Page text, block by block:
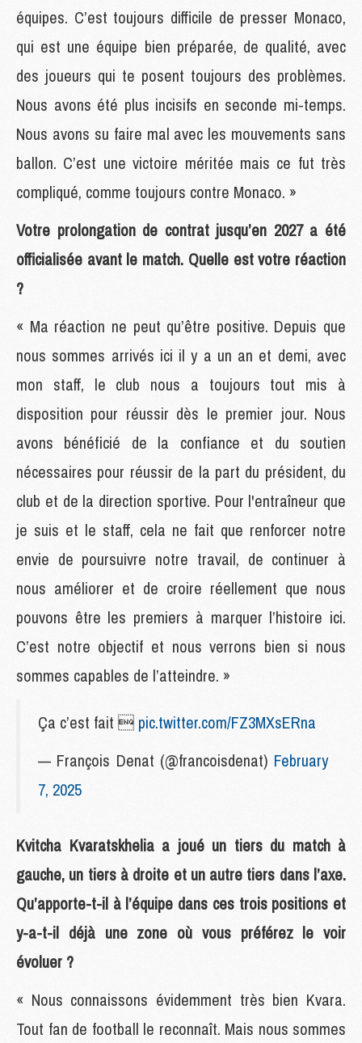
équipes. C’est toujours difficile de presser Monaco,
qui est une équipe bien préparée, de qualité, avec
des joueurs qui te posent toujours des problèmes.
Nous avons été plus incisifs en seconde mi-temps.
Nous avons su faire mal avec les mouvements sans
ballon. C’est une victoire méritée mais ce fut très
compliqué, comme toujours contre Monaco. »
Votre prolongation de contrat jusqu’en 2027 a été
officialisée avant le match. Quelle est votre réaction
?
« Ma réaction ne peut qu’être positive. Depuis que
nous sommes arrivés ici il y a un an et demi, avec
mon staff, le club nous a toujours tout mis à
disposition pour réussir dès le premier jour. Nous
avons bénéficié de la confiance et du soutien
nécessaires pour réussir de la part du président, du
club et de la direction sportive. Pour l'entraîneur que
je suis et le staff, cela ne fait que renforcer notre
envie de poursuivre notre travail, de continuer à
nous améliorer et de croire réellement que nous
pouvons être les premiers à marquer l’histoire ici.
C’est notre objectif et nous verrons bien si nous
sommes capables de l’atteindre. »
Ça c’est fait  pic.twitter.com/FZ3MXsERna
— François Denat (@francoisdenat) February
7, 2025
Kvitcha Kvaratskhelia a joué un tiers du match à
gauche, un tiers à droite et un autre tiers dans l’axe.
Qu’apporte-t-il à l’équipe dans ces trois positions et
y-a-t-il déjà une zone où vous préférez le voir
évoluer ?
« Nous connaissons évidemment très bien Kvara.
Tout fan de football le reconnaît. Mais nous sommes